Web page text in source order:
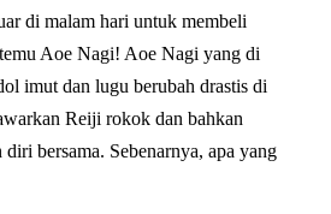
di malam hari untuk membeli
Aoe Nagi! Aoe Nagi yang di
imut dan lugu berubah drastis di
Reiji rokok dan bahkan
bersama. Sebenarnya, apa yang